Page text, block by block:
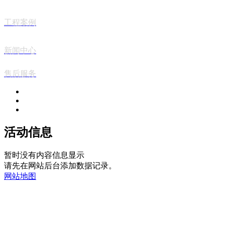
工程案例
新闻中心
售后服务
活动信息
暂时没有内容信息显示
请先在网站后台添加数据记录。
网站地图